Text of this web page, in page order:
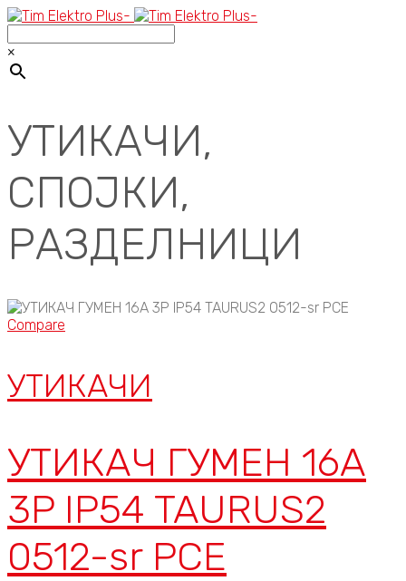
×
УТИКАЧИ,
СПОЈКИ,
РАЗДЕЛНИЦИ
Compare
УТИКАЧИ
УТИКАЧ ГУМЕН 16A
3P IP54 TAURUS2
0512-sr PCE